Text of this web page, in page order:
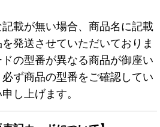
載が無い場合、商品名に記載
発送させていただいておりま
の型番が異なる商品が御座い
ず商品の型番をご確認してい
し上げます。